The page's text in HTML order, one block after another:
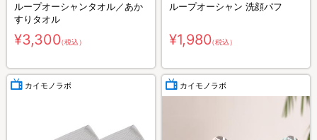
ループオーシャンタオル／あか
すりタオル
¥3,300（税込）
ループオーシャン 洗顔パフ
¥1,980（税込）
カイモノラボ カイモノラボ